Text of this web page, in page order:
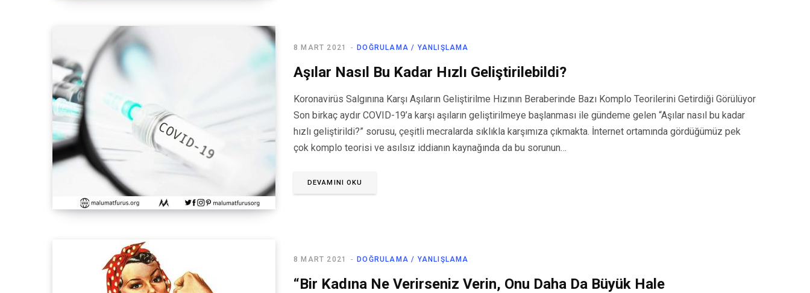
DOĞRULAMA / YANLIŞLAMA
8 MART 2021
Aşılar Nasıl Bu Kadar Hızlı Geliştirilebildi?
Koronavirüs Salgınına Karşı Aşıların Geliştirilme Hızının Beraberinde Bazı Komplo Teorilerini Getirdiği Görülüyor
Son birkaç aydır COVID-19’a karşı aşıların geliştirilmeye başlanması ile gündeme gelen “Aşılar nasıl bu kadar
hızlı geliştirildi?” sorusu, çeşitli mecralarda sıklıkla karşımıza çıkmakta. İnternet ortamında gördüğümüz pek
çok komplo teorisi ve asılsız iddianın kaynağında da bu sorunun…
DEVAMINI OKU
DOĞRULAMA / YANLIŞLAMA
8 MART 2021
“Bir Kadına Ne Verirseniz Verin, Onu Daha Da Büyük Hale